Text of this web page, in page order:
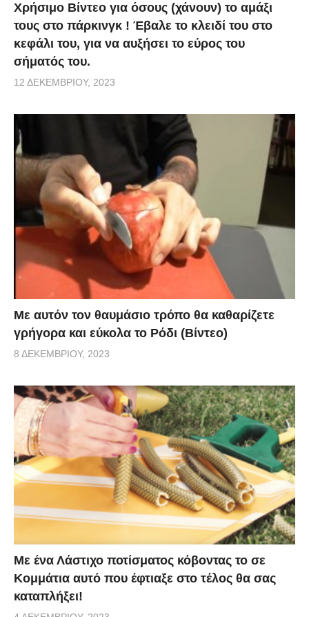
Χρήσιμο Βίντεο για όσους (χάνουν) το αμάξι
τους στο πάρκινγκ ! Έβαλε το κλειδί του στο
κεφάλι του, για να αυξήσει το εύρος του
σήματός του.
12 ΔΕΚΕΜΒΡΊΟΥ, 2023
Με αυτόν τον θαυμάσιο τρόπο θα καθαρίζετε
γρήγορα και εύκολα το Ρόδι (Βίντεο)
8 ΔΕΚΕΜΒΡΊΟΥ, 2023
Με ένα Λάστιχο ποτίσματος κόβοντας το σε
Κομμάτια αυτό που έφτιαξε στο τέλος θα σας
καταπλήξει!